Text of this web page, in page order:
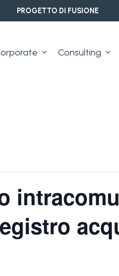
PROGETTO DI FUSIONE
Consulting